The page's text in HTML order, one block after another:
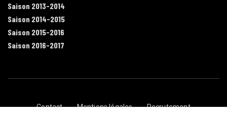
Saison 2013-2014
Saison 2014-2015
Saison 2015-2016
Saison 2016-2017
Contact Mentions légales
Recrutement